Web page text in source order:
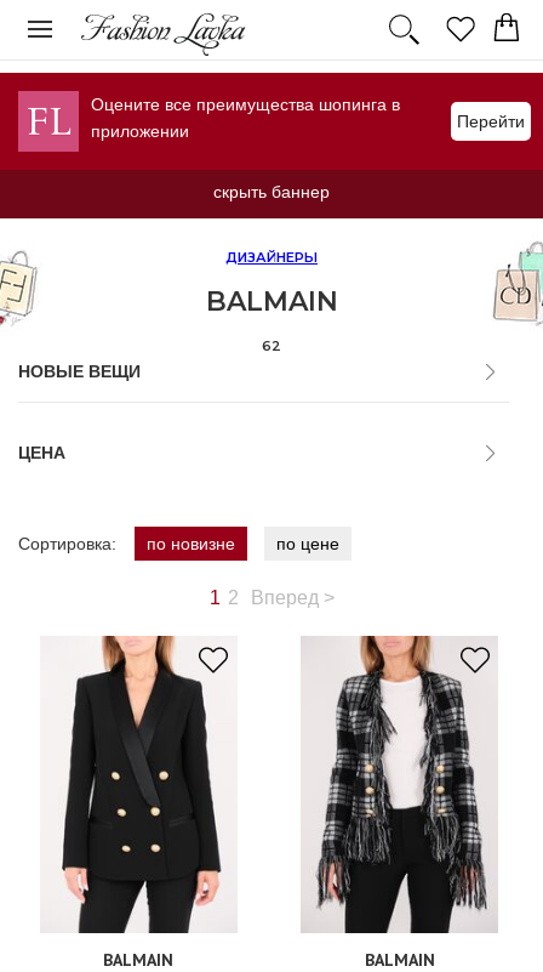
Оцените все преимущества шопинга в
приложении
Перейти
скрыть баннер
ДИЗАЙНЕРЫ
BALMAIN
62
НОВЫЕ ВЕЩИ
ЦЕНА
Сортировка: по новизне по цене
1 2 Вперед >
BALMAIN BALMAIN